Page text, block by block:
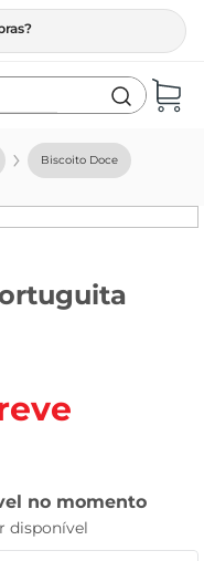
Biscoito Doce